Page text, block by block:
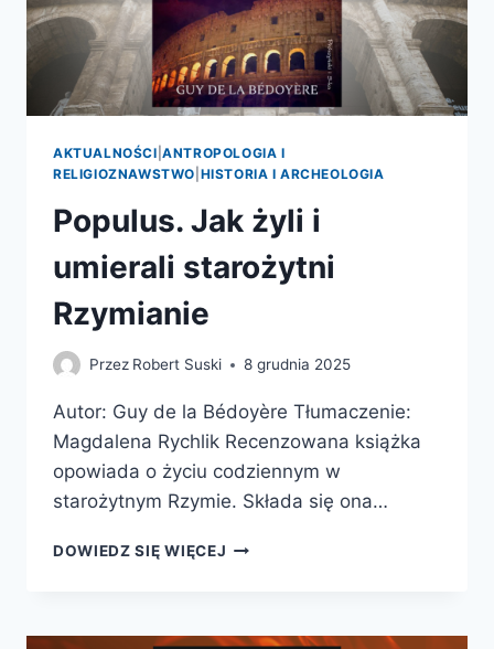
AKTUALNOŚCI |ANTROPOLOGIA I
RELIGIOZNAWSTWO HISTORIA I ARCHEOLOGIA
Populus. Jak żyli i
umierali starożytni
Rzymianie
Przez Robert Suski 8 grudnia 2025
Autor: Guy de la Bédoyère Tłumaczenie:
Magdalena Rychlik Recenzowana książka
opowiada o życiu codziennym w
starożytnym Rzymie. Składa się ona…
DOWIEDZ SIĘ WIĘCEJ POPULUS.
UMIERALI